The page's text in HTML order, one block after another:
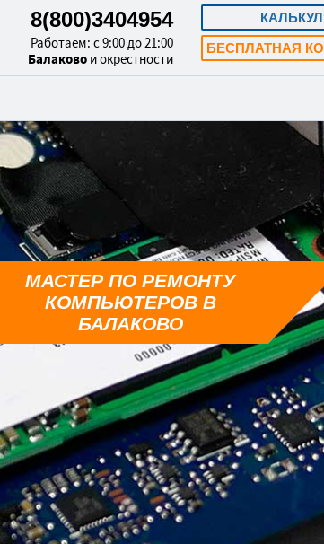
БЕСПЛАТНАЯ
8(800)3404954
Работаем: с 9:00 до 21:00
Балаково и окрестности
МАСТЕР ПО РЕМОНТУ
КОМПЬЮТЕРОВ В
БАЛАКОВО